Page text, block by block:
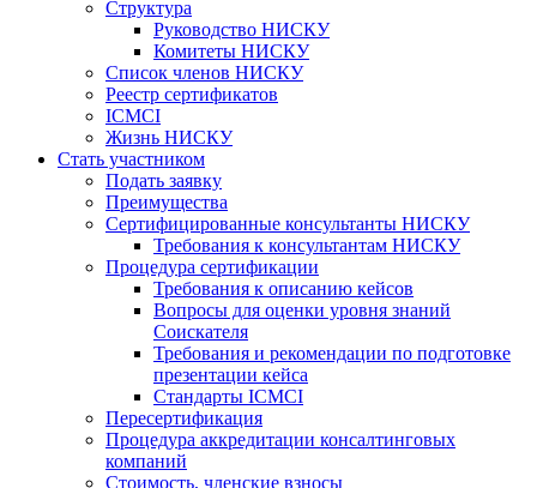
Структура
Руководство НИСКУ
Комитеты НИСКУ
Список членов НИСКУ
Реестр сертификатов
ICMCI
Жизнь НИСКУ
Стать участником
Подать заявку
Преимущества
Сертифицированные консультанты НИСКУ
Требования к консультантам НИСКУ
Процедура сертификации
Требования к описанию кейсов
Вопросы для оценки уровня знаний
Соискателя
Требования и рекомендации по подготовке
презентации кейса
Стандарты ICMCI
Пересертификация
Процедура аккредитации консалтинговых
компаний
Стоимость, членские взносы